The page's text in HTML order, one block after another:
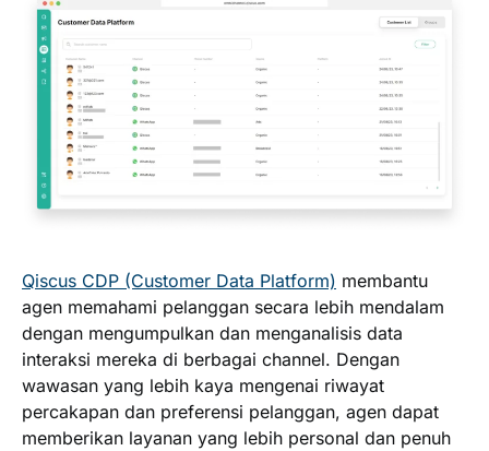
Qiscus CDP (Customer Data Platform) membantu
agen memahami pelanggan secara lebih mendalam
dengan mengumpulkan dan menganalisis data
interaksi mereka di berbagai channel. Dengan
wawasan yang lebih kaya mengenai riwayat
percakapan dan preferensi pelanggan, agen dapat
memberikan layanan yang lebih personal dan penuh